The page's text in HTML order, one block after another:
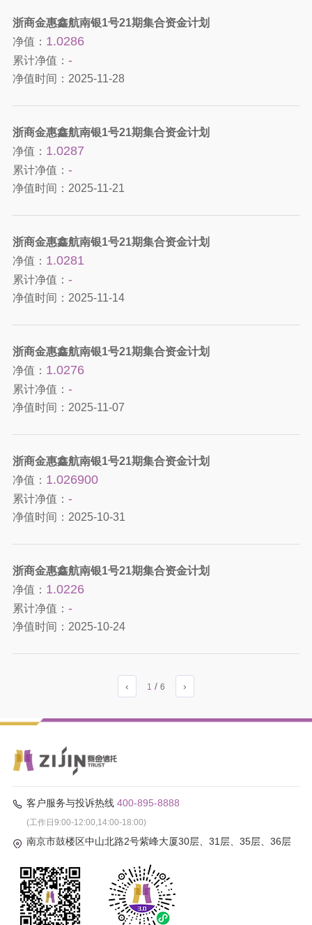
浙商金惠鑫航南银1号21期集合资金计划
净值： 1.0286
累计净值： -
净值时间： 2025-11-28
浙商金惠鑫航南银1号21期集合资金计划
净值： 1.0287
累计净值： -
净值时间： 2025-11-21
浙商金惠鑫航南银1号21期集合资金计划
净值： 1.0281
累计净值： -
净值时间： 2025-11-14
浙商金惠鑫航南银1号21期集合资金计划
净值： 1.0276
累计净值： -
净值时间： 2025-11-07
浙商金惠鑫航南银1号21期集合资金计划
净值： 1.026900
累计净值： -
净值时间： 2025-10-31
浙商金惠鑫航南银1号21期集合资金计划
净值： 1.0226
累计净值： -
净值时间： 2025-10-24
‹ 1 / 6 ›
客户服务与投诉热线 400-895-8888
(工作日9:00-12:00,14:00-18:00)
南京市鼓楼区中山北路2号紫峰大厦30层、31层、35层、36层